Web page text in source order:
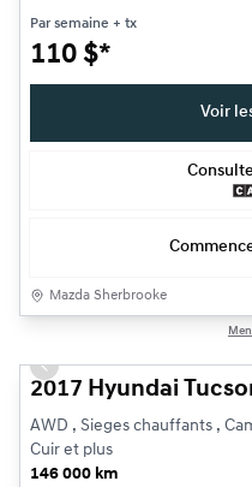
Par semaine + tx
110 $*
Voir
Mazda Sherbrooke
Previous slide
2017 Hyundai
AWD , Sieges chauffants ,
Cuir et plus
146 000 km